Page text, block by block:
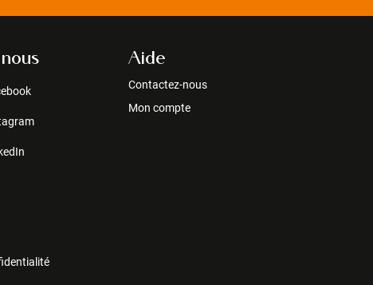
Aide
Contactez-nous
Mon compte